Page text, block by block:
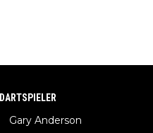
DARTSPIELER
Gary Anderson